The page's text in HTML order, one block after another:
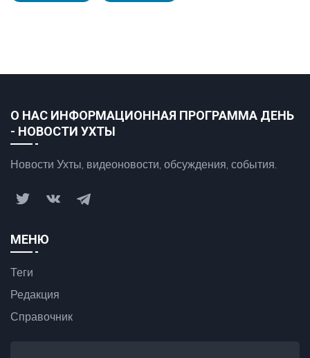
О НАС ИНФОРМАЦИОННАЯ ПРОГРАММА ДЕНЬ
- НОВОСТИ УХТЫ
Новости Ухты, видеоновости, обсуждения, события.
МЕНЮ
Теги
Редакция
Справочник